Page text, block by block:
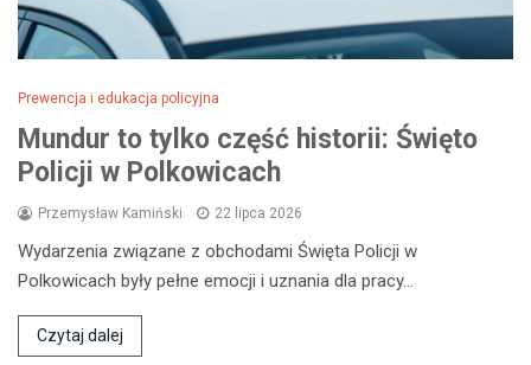
Prewencja i edukacja policyjna
Mundur to tylko część historii: Święto
Policji w Polkowicach
Przemysław Kamiński 22 lipca 2026
Wydarzenia związane z obchodami Święta Policji w
Polkowicach były pełne emocji i uznania dla pracy…
Czytaj dalej